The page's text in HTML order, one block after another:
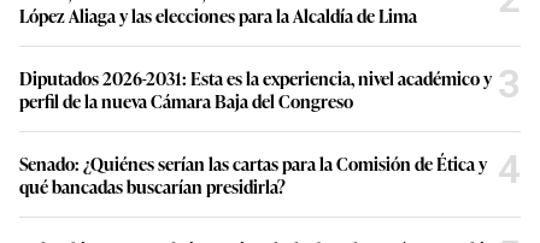
López Aliaga y las elecciones para la Alcaldía de Lima
Diputados 2026-2031: Esta es la experiencia, nivel académico y
perfil de la nueva Cámara Baja del Congreso
3
Senado: ¿Quiénes serían las cartas para la Comisión de Ética y
qué bancadas buscarían presidirla?
4